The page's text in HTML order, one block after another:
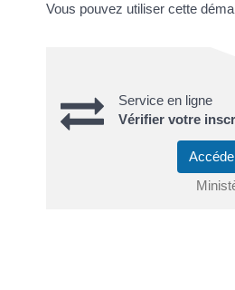
Vous pouvez utiliser cette
Service en ligne
Vérifier votre